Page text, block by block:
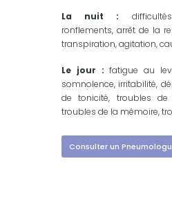
La nuit :
ronflements, arrêt de la
transpiration, agitation,
Le jour : fatigue au
somnolence, irritabilité,
de tonicité, troubles de
troubles de la mémoire,
Consulter un